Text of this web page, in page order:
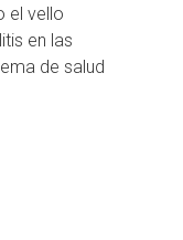
el vello
en las
de salud